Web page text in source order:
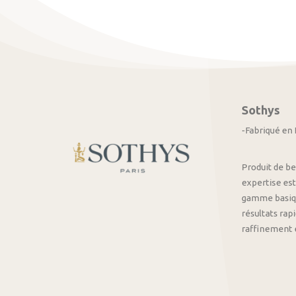
Sothys
-Fabriqué en
Produit de
expertise
gamme
résultats
raffinement